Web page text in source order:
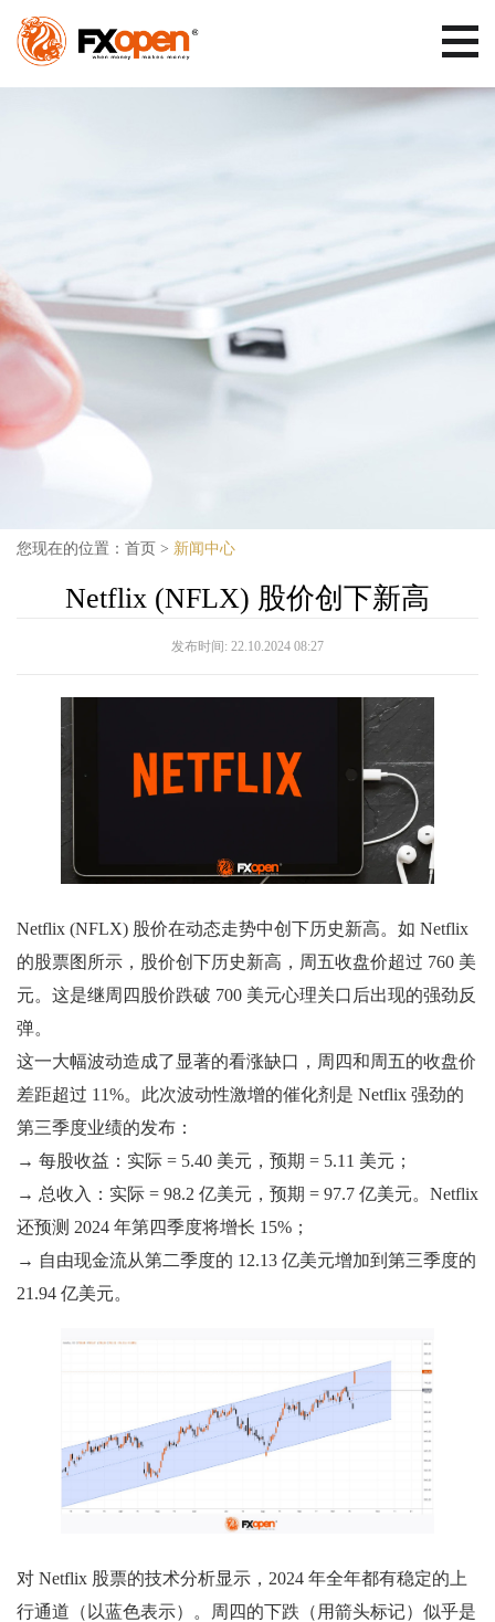
您现在的位置： 首页 > 新闻中心
Netflix (NFLX) 股价创下新高
发布时间: 22.10.2024 08:27
Netflix (NFLX) 股价在动态走势中创下历史新高。如 Netflix
的股票图所示，股价创下历史新高，周五收盘价超过 760 美
元。这是继周四股价跌破 700 美元心理关口后出现的强劲反
弹。
这一大幅波动造成了显著的看涨缺口，周四和周五的收盘价
差距超过 11%。此次波动性激增的催化剂是 Netflix 强劲的
第三季度业绩的发布：
→ 每股收益：实际 = 5.40 美元，预期 = 5.11 美元；
→ 总收入：实际 = 98.2 亿美元，预期 = 97.7 亿美元。Netflix
还预测 2024 年第四季度将增长 15%；
→ 自由现金流从第二季度的 12.13 亿美元增加到第三季度的
21.94 亿美元。
对 Netflix 股票的技术分析显示，2024 年全年都有稳定的上
行通道（以蓝色表示）。周四的下跌（用箭头标记）似乎是